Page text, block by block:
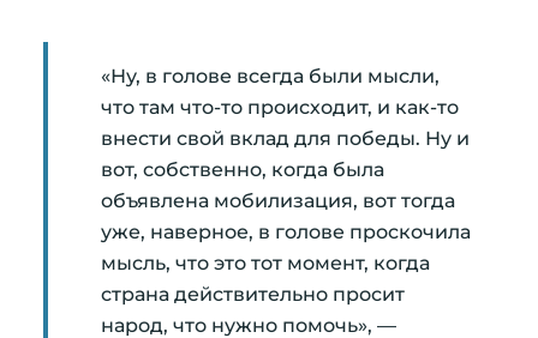
«Ну, в голове всегда были мысли,
что там что-то происходит, и как-то
внести свой вклад для победы. Ну и
вот, собственно, когда была
объявлена мобилизация, вот тогда
уже, наверное, в голове проскочила
мысль, что это тот момент, когда
страна действительно просит
народ, что нужно помочь», —